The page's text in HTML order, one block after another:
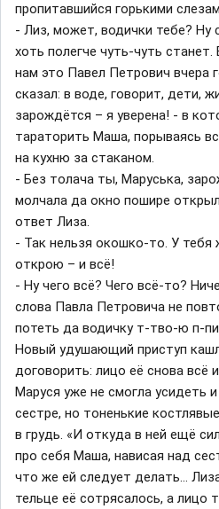
пропитавшийся горькими
- Лиз, может, водички тебе? Ну
хоть полегче чуть-чуть
нам это Павел Петрович вчера
сказал: в воде, говорит, дети,
зарождётся – я уверена! - в
тараторить Маша, порываясь
на кухню за стаканом.
- Без толача ты, Маруська,
молчала да окно пошире
ответ Лиза.
- Так нельзя окошко-то. У тебя
открою – и всё!
- Ну чего всё? Чего всё-то?
слова Павла Петровича не
потеть да водичку т-тво-ю п-
Новый удушающий приступ
договорить: лицо её снова всё
Маруся уже не смогла усидеть
сестре, но тоненькие
в грудь. «И откуда в ней ещё
про себя Маша, нависая над
что же ей следует делать…
тельце её сотрясалось, а лицо